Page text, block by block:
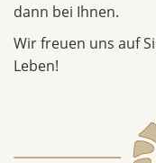
dann bei Ihnen.
Wir freuen uns auf
Leben!